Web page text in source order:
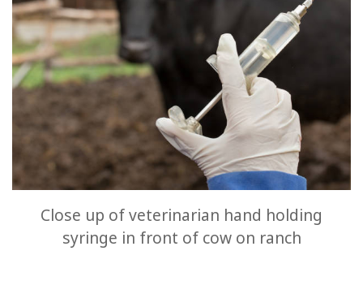
Close up of veterinarian hand holding
syringe in front of cow on ranch